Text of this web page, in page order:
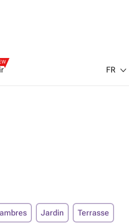
FR
Jardin Terrasse